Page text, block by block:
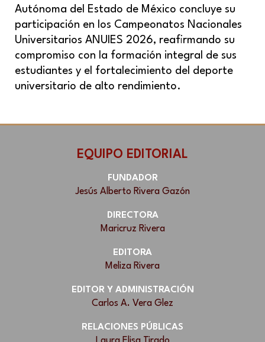
Autónoma del Estado de México concluye su
participación en los Campeonatos Nacionales
Universitarios ANUIES 2026, reafirmando su
compromiso con la formación integral de sus
estudiantes y el fortalecimiento del deporte
universitario de alto rendimiento.
EQUIPO EDITORIAL
FUNDADOR
Jesús Alberto Rivera Gazón
DIRECTORA
Maricruz Rivera
EDITORA
Meliza Rivera
EDITOR Y ADMINISTRACIÓN
Carlos A. Vera Glez
RELACIONES PÚBLICAS